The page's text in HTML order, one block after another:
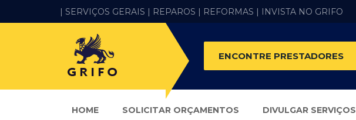
| SERVIÇOS GERAIS | REPAROS | REFORMAS | INVISTA NO GRIFO
ENCONTRE PRESTADORES
HOME SOLICITAR ORÇAMENTOS DIVULGAR SERVIÇOS